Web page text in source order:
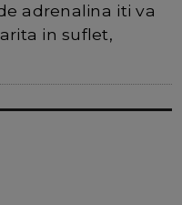
adrenalina iti va
in suflet,